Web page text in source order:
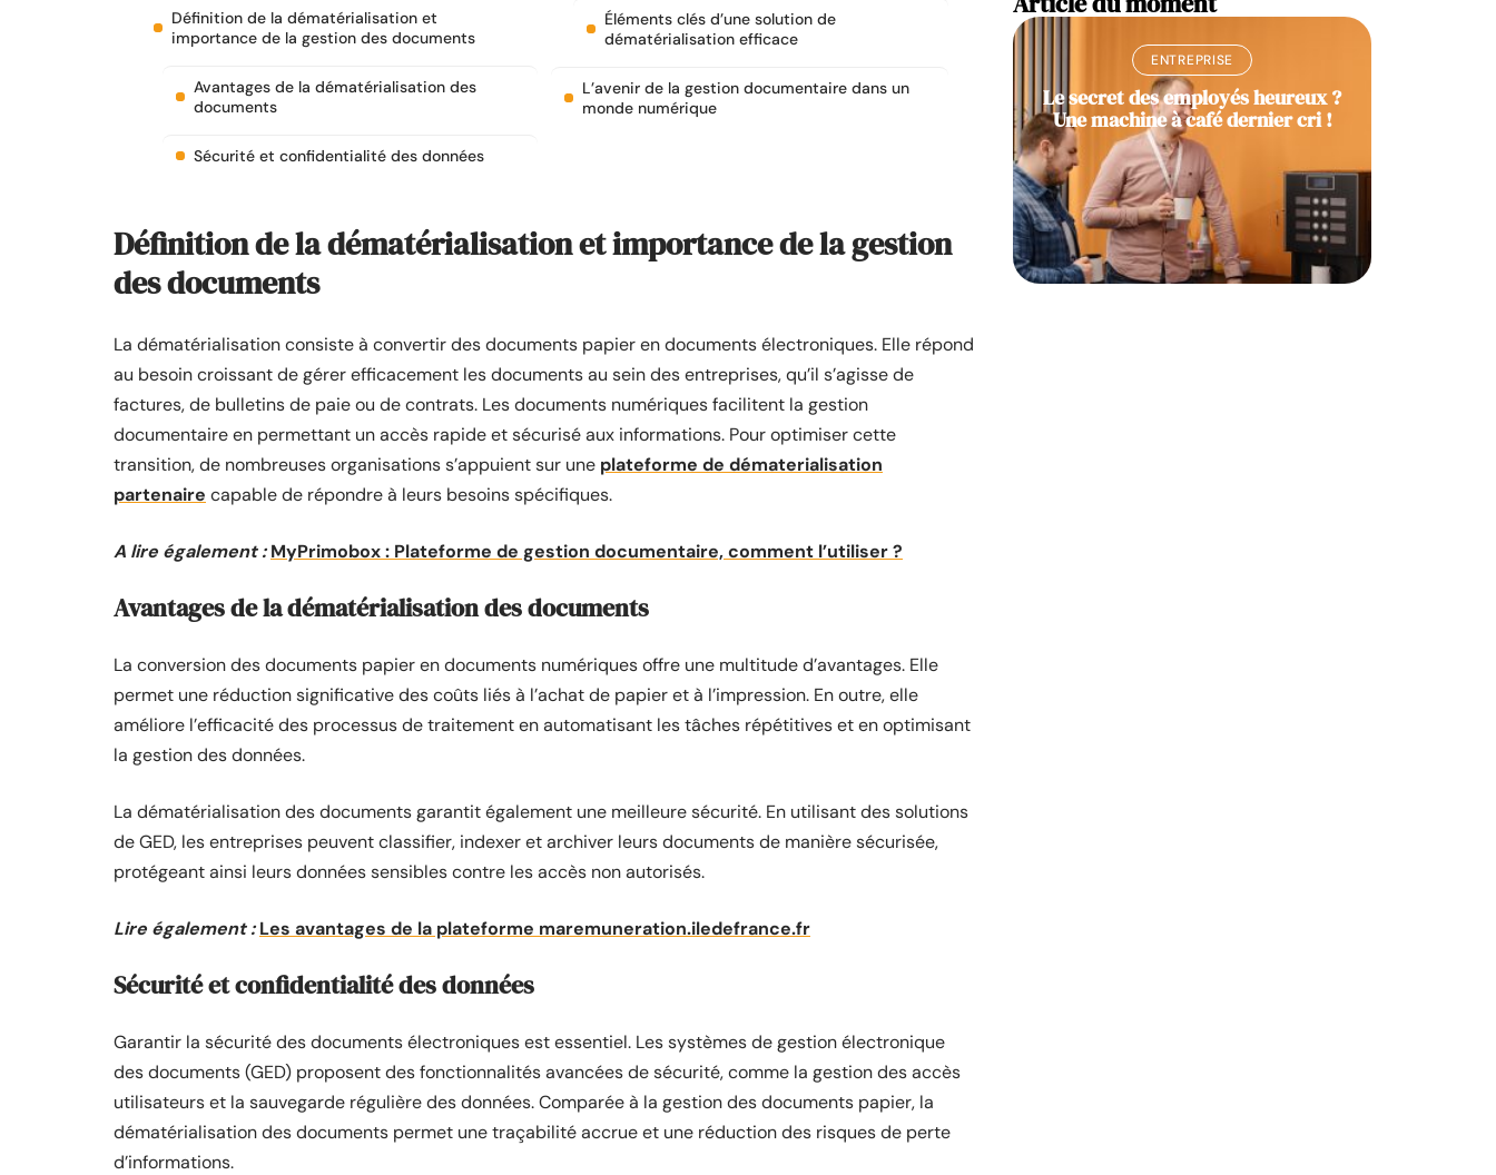
Définition de la dématérialisation et
importance de la gestion des documents
Avantages de la dématérialisation des
documents
Sécurité et confidentialité des données
Éléments clés d’une solution de
dématérialisation efficace
L’avenir de la gestion documentaire dans un
monde numérique
Définition de la dématérialisation et importance de la gestion
des documents
La dématérialisation consiste à convertir des documents papier en documents électroniques. Elle répond
au besoin croissant de gérer efficacement les documents au sein des entreprises, qu’il s’agisse de
factures, de bulletins de paie ou de contrats. Les documents numériques facilitent la gestion
documentaire en permettant un accès rapide et sécurisé aux informations. Pour optimiser cette
transition, de nombreuses organisations s’appuient sur une plateforme de dématerialisation
partenaire capable de répondre à leurs besoins spécifiques.
A lire également : MyPrimobox : Plateforme de gestion documentaire, comment l’utiliser ?
Avantages de la dématérialisation des documents
La conversion des documents papier en documents numériques offre une multitude d’avantages. Elle
permet une réduction significative des coûts liés à l’achat de papier et à l’impression. En outre, elle
améliore l’efficacité des processus de traitement en automatisant les tâches répétitives et en optimisant
la gestion des données.
La dématérialisation des documents garantit également une meilleure sécurité. En utilisant des solutions
de GED, les entreprises peuvent classifier, indexer et archiver leurs documents de manière sécurisée,
protégeant ainsi leurs données sensibles contre les accès non autorisés.
Lire également : Les avantages de la plateforme maremuneration.iledefrance.fr
Sécurité et confidentialité des données
Garantir la sécurité des documents électroniques est essentiel. Les systèmes de gestion électronique
des documents (GED) proposent des fonctionnalités avancées de sécurité, comme la gestion des accès
utilisateurs et la sauvegarde régulière des données. Comparée à la gestion des documents papier, la
dématérialisation des documents permet une traçabilité accrue et une réduction des risques de perte
d’informations.
ENTREPRISE
Le secret des employés heureux ?
Une machine à café dernier cri !